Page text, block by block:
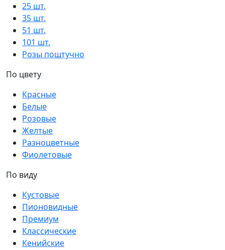
25 шт.
35 шт.
51 шт.
101 шт.
Розы поштучно
По цвету
Красные
Белые
Розовые
Желтые
Разноцветные
Фиолетовые
По виду
Кустовые
Пионовидные
Премиум
Классические
Кенийские